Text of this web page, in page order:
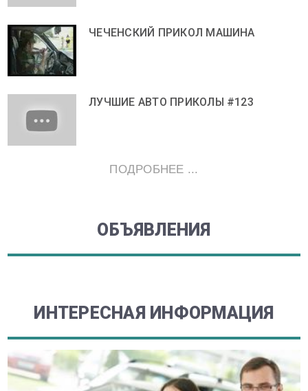
ЧЕЧЕНСКИЙ ПРИКОЛ МАШИНА
ЛУЧШИЕ АВТО ПРИКОЛЫ #123
ПОДРОБНЕЕ ...
ОБЪЯВЛЕНИЯ
ИНТЕРЕСНАЯ ИНФОРМАЦИЯ